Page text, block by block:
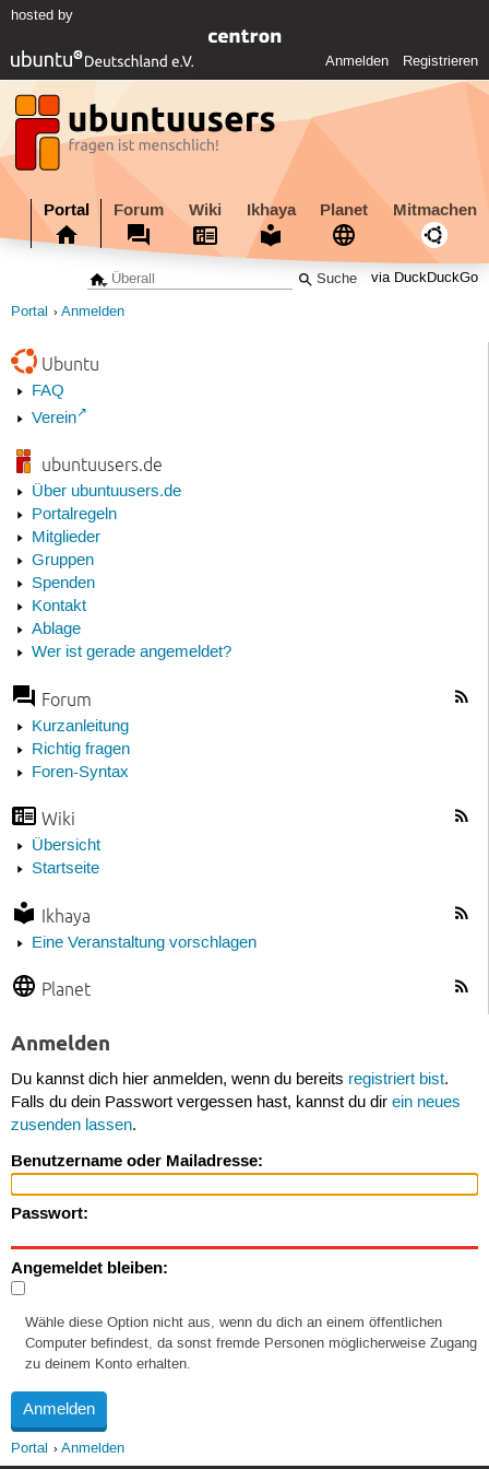
hosted by
Anmelden Registrieren
Portal Forum Wiki Ikhaya Planet Mitmachen
via DuckDuckGo
Portal Anmelden
Ubuntu
FAQ
Verein
ubuntuusers.de
Über ubuntuusers.de
Portalregeln
Mitglieder
Gruppen
Spenden
Kontakt
Ablage
Wer ist gerade angemeldet?
Forum
Kurzanleitung
Richtig fragen
Foren-Syntax
Wiki
Übersicht
Startseite
Ikhaya
Eine Veranstaltung vorschlagen
Planet
Anmelden
Du kannst dich hier anmelden, wenn du bereits registriert bist.
Falls du dein Passwort vergessen hast, kannst du dir ein neues
zusenden lassen.
Benutzername oder Mailadresse:
Passwort:
Angemeldet bleiben:
Wähle diese Option nicht aus, wenn du dich an einem öffentlichen
Computer befindest, da sonst fremde Personen möglicherweise Zugang
zu deinem Konto erhalten.
Portal Anmelden